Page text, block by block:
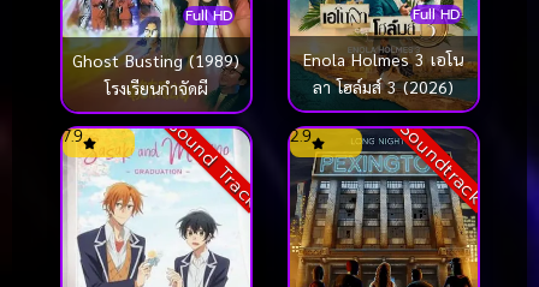
Full HD
Ghost Busting (1989)
โรงเรียนกำจัดผี
Full HD
Enola Holmes 3 เอโน
ลา โฮล์มส์ 3 (2026)
Sound Track
7.9 Soundtrack
2.9